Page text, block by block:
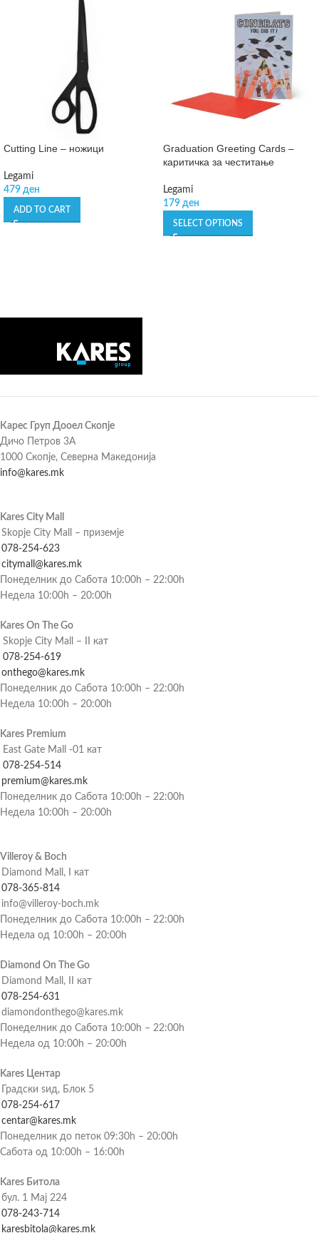
Cutting Line – ножици
Legami
479 ден
ADD TO CART
Graduation Greeting Cards –
каритичка за честитање
Legami
179 ден
SELECT OPTIONS
Карес Груп Дооел Скопје
Дичо Петров 3А
1000 Скопје, Северна Македонија
info@kares.mk
Kares City Mall
Skopje City Mall – приземје
078-254-623
citymall@kares.mk
Понеделник до Сабота 10:00h – 22:00h
Недела 10:00h – 20:00h
Kares On The Go
Skopje City Mall – II кат
078-254-619
onthego@kares.mk
Понеделник до Сабота 10:00h – 22:00h
Недела 10:00h – 20:00h
Kares Premium
East Gate Mall -01 кат
078-254-514
premium@kares.mk
Понеделник до Сабота 10:00h – 22:00h
Недела 10:00h – 20:00h
Villeroy & Boch
Diamond Mall, I кат
078-365-814
info@villeroy-boch.mk
Понеделник до Сабота 10:00h – 22:00h
Недела од 10:00h – 20:00h
Diamond On The Go
Diamond Mall, II кат
078-254-631
diamondonthego@kares.mk
Понеделник до Сабота 10:00h – 22:00h
Недела од 10:00h – 20:00h
Kares Центар
Градски ѕид, Блок 5
078-254-617
centar@kares.mk
Понеделник до петок 09:30h – 20:00h
Сабота од 10:00h – 16:00h
Kares Битола
бул. 1 Мај 224
078-243-714
karesbitola@kares.mk